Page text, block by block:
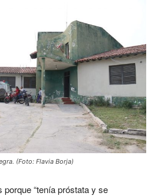
(Foto: Flavia Borja)
“tenía próstata y se